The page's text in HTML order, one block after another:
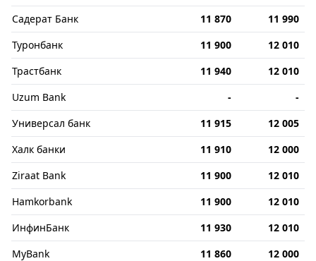
Садерат Банк
11 870
11 990
Туронбанк
11 900
12 010
Трастбанк
11 940
12 010
Uzum Bank
-
-
Универсал банк
11 915
12 005
Халк банки
11 910
12 000
Ziraat Bank
11 900
12 010
Hamkorbank
11 900
12 010
ИнфинБанк
11 930
12 010
MyBank
11 860
12 000